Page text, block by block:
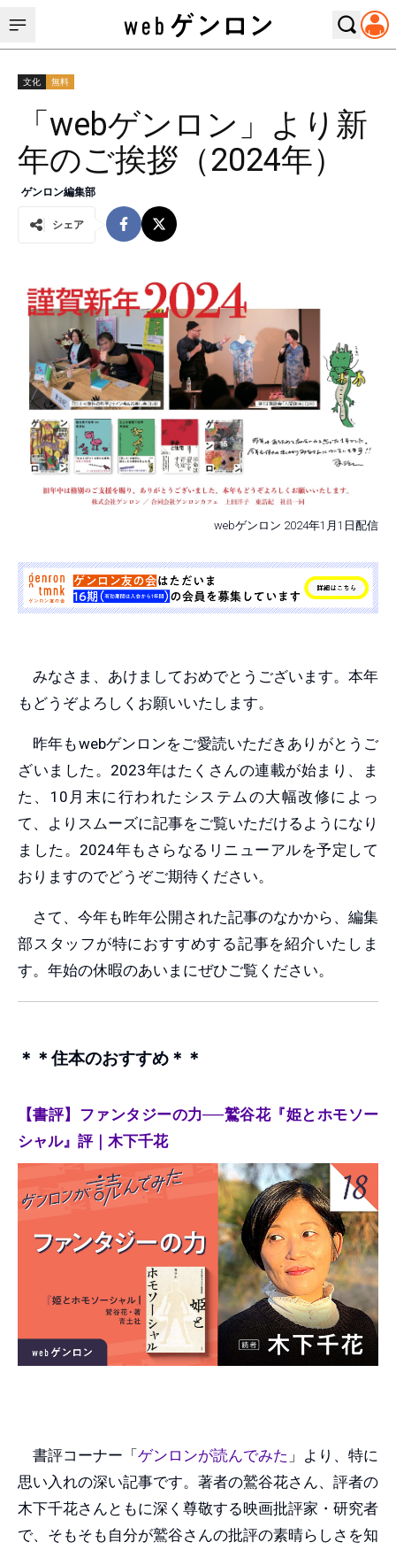
文化 無料
「webゲンロン」より新
年のご挨拶（2024年）
ゲンロン編集部
シェア
webゲンロン 2024年1月1日配信
みなさま、あけましておめでとうございます。本年
もどうぞよろしくお願いいたします。
昨年もwebゲンロンをご愛読いただきありがとうご
ざいました。2023年はたくさんの連載が始まり、ま
た、10月末に行われたシステムの大幅改修によっ
て、よりスムーズに記事をご覧いただけるようになり
ました。2024年もさらなるリニューアルを予定して
おりますのでどうぞご期待ください。
さて、今年も昨年公開された記事のなかから、編集
部スタッフが特におすすめする記事を紹介いたしま
す。年始の休暇のあいまにぜひご覧ください。
＊＊住本のおすすめ＊＊
【書評】ファンタジーの力──鷲谷花『姫とホモソー
シャル』評｜木下千花
書評コーナー「 ゲンロンが読んでみた 」より、特に
思い入れの深い記事です。著者の鷲谷花さん、評者の
木下千花さんともに深く尊敬する映画批評家・研究者
で、そもそも自分が鷲谷さんの批評の素晴らしさを知